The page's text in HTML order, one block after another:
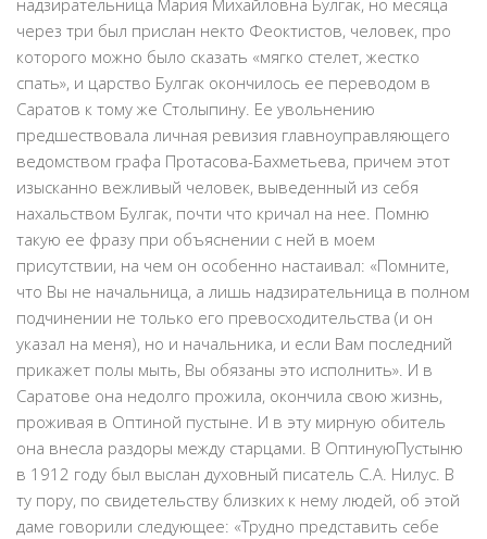
надзирательница Мария Михайловна Булгак, но месяца
через три был прислан некто Феоктистов, человек, про
которого можно было сказать «мягко стелет, жестко
спать», и царство Булгак окончилось ее переводом в
Саратов к тому же Столыпину. Ее увольнению
предшествовала личная ревизия главноуправляющего
ведомством графа Протасова-Бахметьева, причем этот
изысканно вежливый человек, выведенный из себя
нахальством Булгак, почти что кричал на нее. Помню
такую ее фразу при объяснении с ней в моем
присутствии, на чем он особенно настаивал: «Помните,
что Вы не начальница, а лишь надзирательница в полном
подчинении не только его превосходительства (и он
указал на меня), но и начальника, и если Вам последний
прикажет полы мыть, Вы обязаны это исполнить». И в
Саратове она недолго прожила, окончила свою жизнь,
проживая в Оптиной пустыне. И в эту мирную обитель
она внесла раздоры между старцами. В ОптинуюПустыню
в 1912 году был выслан духовный писатель С.А. Нилус. В
ту пору, по свидетельству близких к нему людей, об этой
даме говорили следующее: «Трудно представить себе